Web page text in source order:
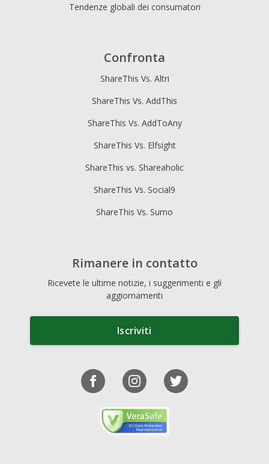
Tendenze globali dei consumatori
Confronta
ShareThis Vs. Altri
ShareThis Vs. AddThis
ShareThis Vs. AddToAny
ShareThis Vs. Elfsight
ShareThis vs. Shareaholic
ShareThis Vs. Social9
ShareThis Vs. Sumo
Rimanere in contatto
Ricevete le ultime notizie, i suggerimenti e gli
aggiornamenti
Iscriviti